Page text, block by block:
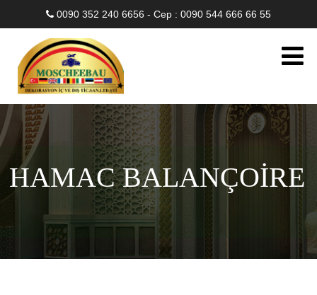
0090 352 240 6656 - Cep : 0090 544 666 66 55
HAMAC BALANÇOİRE